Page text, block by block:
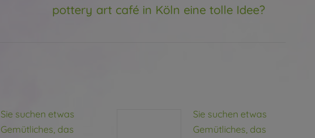
Beitrag:pottery art café in Köln eine tolle Idee?
Sie suchen etwas
Gemütliches, das
Sie suchen etwas
Gemütliches, das